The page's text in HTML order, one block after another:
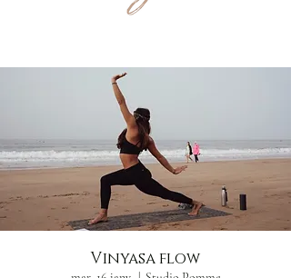
Vinyasa flow